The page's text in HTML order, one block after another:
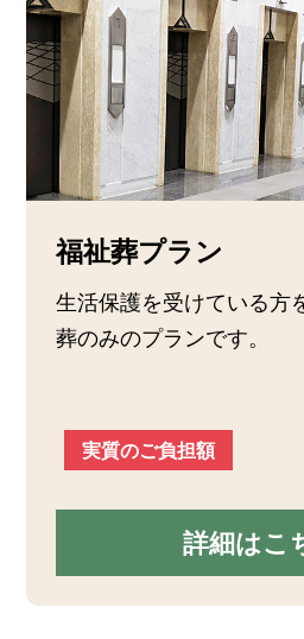
福祉葬プラン
生活保護を受けている方
葬のみのプランです。
実質のご負担額
詳細はこ